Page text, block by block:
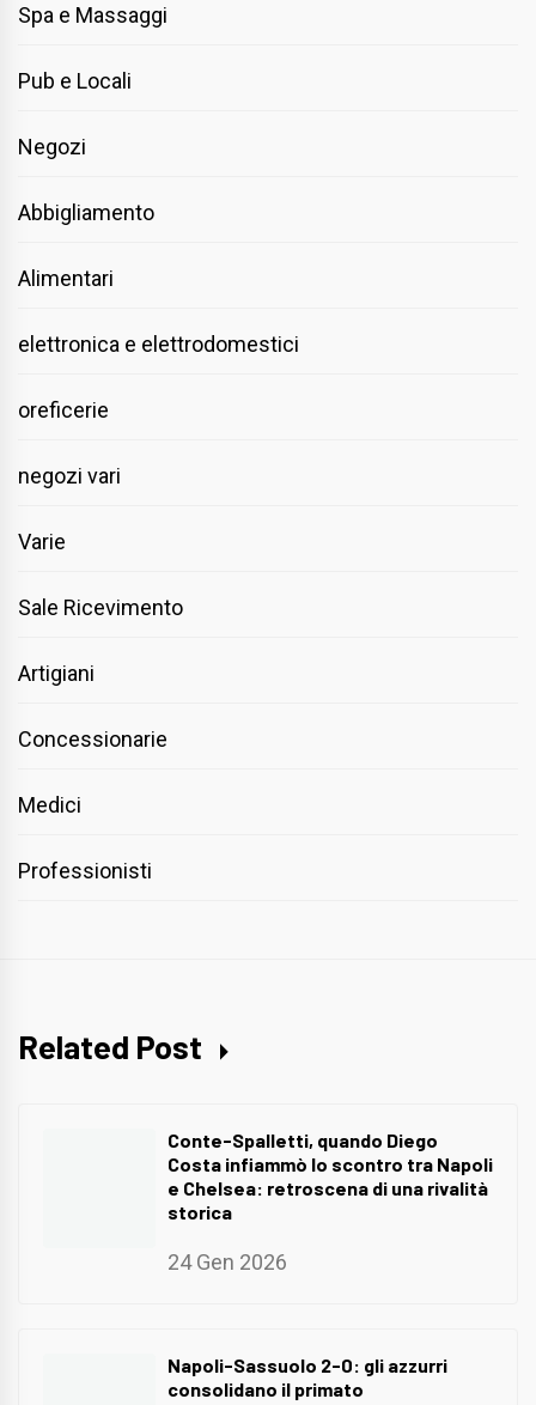
Spa e Massaggi
Pub e Locali
Negozi
Abbigliamento
Alimentari
elettronica e elettrodomestici
oreficerie
negozi vari
Varie
Sale Ricevimento
Artigiani
Concessionarie
Medici
Professionisti
Related Post
Conte-Spalletti, quando Diego
Costa infiammò lo scontro tra Napoli
e Chelsea: retroscena di una rivalità
storica
24 Gen 2026
Napoli-Sassuolo 2-0: gli azzurri
consolidano il primato